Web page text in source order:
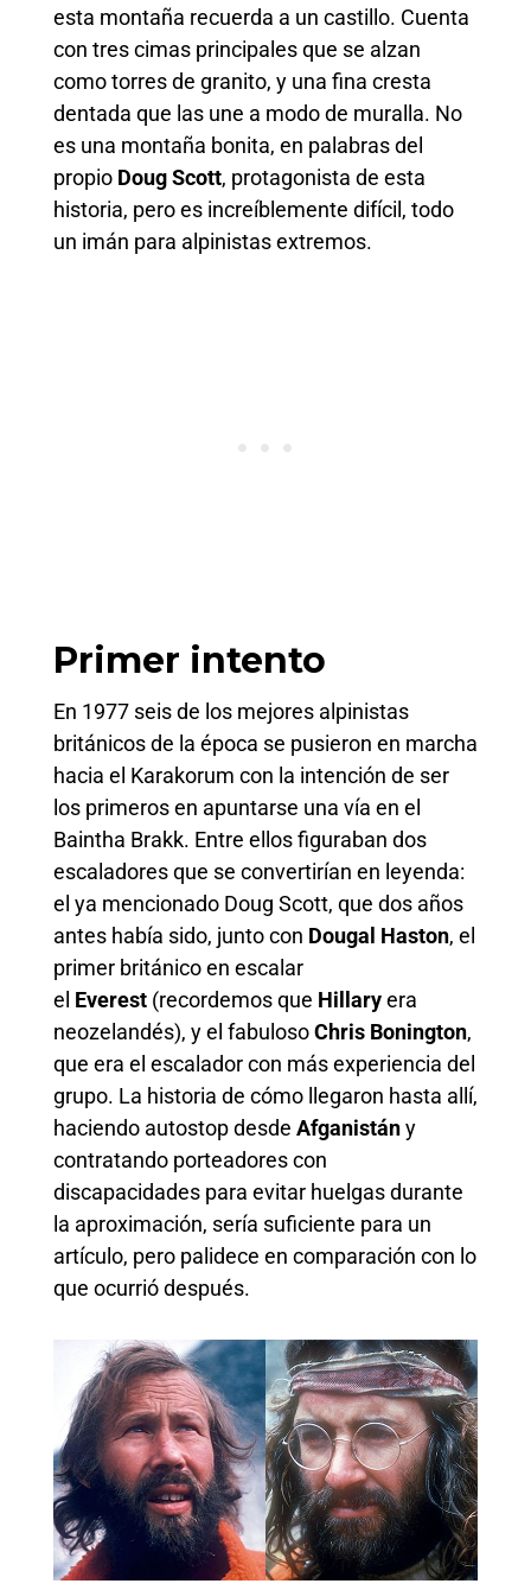
esta montaña recuerda a un castillo. Cuenta
con tres cimas principales que se alzan
como torres de granito, y una fina cresta
dentada que las une a modo de muralla. No
es una montaña bonita, en palabras del
propio Doug Scott, protagonista de esta
historia, pero es increíblemente difícil, todo
un imán para alpinistas extremos.
Primer intento
En 1977 seis de los mejores alpinistas
británicos de la época se pusieron en marcha
hacia el Karakorum con la intención de ser
los primeros en apuntarse una vía en el
Baintha Brakk. Entre ellos figuraban dos
escaladores que se convertirían en leyenda:
el ya mencionado Doug Scott, que dos años
antes había sido, junto con Dougal Haston, el
primer británico en escalar
el Everest (recordemos que Hillaryera
neozelandés), y el fabulosoChris Bonington,
que era el escalador con más experiencia del
grupo. La historia de cómo llegaron hasta allí,
haciendo autostop desde Afganistány
contratando porteadores con
discapacidades para evitar huelgas durante
la aproximación, sería suficiente para un
artículo, pero palidece en comparación con lo
que ocurrió después.